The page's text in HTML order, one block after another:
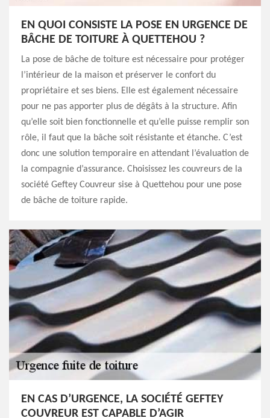
EN QUOI CONSISTE LA POSE EN URGENCE DE
BÂCHE DE TOITURE À QUETTEHOU ?
La pose de bâche de toiture est nécessaire pour protéger
l’intérieur de la maison et préserver le confort du
propriétaire et ses biens. Elle est également nécessaire
pour ne pas apporter plus de dégâts à la structure. Afin
qu’elle soit bien fonctionnelle et qu’elle puisse remplir son
rôle, il faut que la bâche soit résistante et étanche. C’est
donc une solution temporaire en attendant l’évaluation de
la compagnie d’assurance. Choisissez les couvreurs de la
société Geftey Couvreur sise à Quettehou pour une pose
de bâche de toiture rapide.
EN CAS D’URGENCE, LA SOCIÉTÉ GEFTEY
COUVREUR EST CAPABLE D’AGIR